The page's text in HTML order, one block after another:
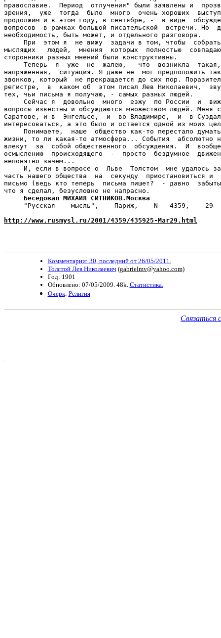
православие.  Период  отлучения" были заявлены и
зрения,  уже  тогда  было  много  очень хороших
продолжим и в этом году, в сентябре, -  в виде
вопросов  в рамках большой писательской  встречи. Но
необходимость, быть может, и отдельного разговора.
При  этом я  не вижу  задачи в том, чтобы
мыслящих   людей,  мнения  которых  полностью
сторонники разных мнений были конструктивны.
Теперь  я  уже  не  жалею,   что  возникла
напряженная,  ситуация. Я даже не  мог предположить
звонков, который  не прекращается до сих пор.
регистре,  в  каком об  этом писал Лев Николаевич,
тех, чьи письма я получаю, - самых разных людей.
Сейчас я  довольно  много  езжу  по России  и
вопросы известны и обсуждаются множеством людей. Меня
Саратове, и в  Энгельсе,  и  во Владимире,  и  в
интересоваться, а это было и остается одной из моих
Понимаете,  наше  общество как-то перестало
жизни, то ли какая-то атмосфера... События  абсолютно
влекут  за  собой общественного  обсуждения.  И
осмыслению  происходящего  -  просто  бездумное
непонятно зачем...
И, если в вопросе о  Льве  Толстом  мне удалось
часть нашего общества  на  секунду  приостановиться и
письмо (ведь кто теперь  письма пишет?  - давно
что я сделал, безусловно не напрасно.
Беседовал МИХАИЛ СИТНИКОВ.Москва
"Русская    мысль",    Париж,    N   4359,    29
http://www.rusmysl.ru/2001/4359/435925-Mar29.html
Комментарии: 30, последний от 26/05/2011.
Толстой Лев Николаевич (gabrielmv@yahoo.com)
Год: 1901
Обновлено: 07/05/2009. 48k. Статистика.
Очерк: Религия
Связаться